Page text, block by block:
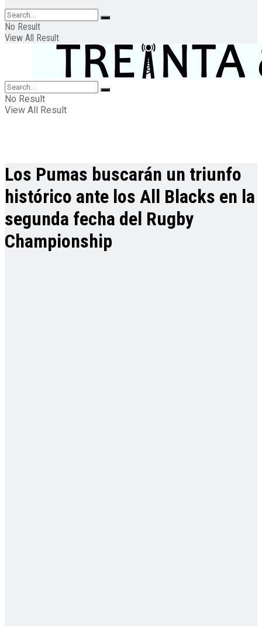
No Result
View All Result
No Result
View All Result
Los Pumas buscarán un triunfo
histórico ante los All Blacks en la
segunda fecha del Rugby
Championship